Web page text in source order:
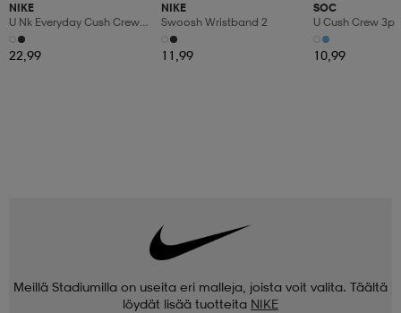
NIKE
U Nk Everyday Cush Crew
6pr-Bd
22,99
NIKE
Swoosh Wristband 2
11,99
SOC
U Cush Crew 3p
10,99
Meillä Stadiumilla on useita eri malleja, joista voit valita. Täältä
löydät lisää tuotteita NIKE